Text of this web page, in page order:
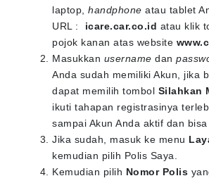
laptop, handphone atau tablet
URL : icare.car.co.id atau klik
pojok kanan atas website
Masukkan username dan
Anda sudah memiliki Akun, jika
dapat memilih tombol Silahkan
ikuti tahapan registrasinya
sampai Akun Anda aktif dan bisa
Jika sudah, masuk ke menu
kemudian pilih Polis Saya.
Kemudian pilih Nomor Polis